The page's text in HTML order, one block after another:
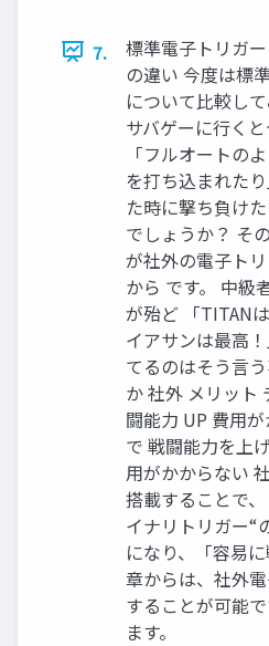
7.
標準電子トリガ
の違い 今度は標
について比較し
サバゲーに行く
「フルオートの
を打ち込まれた
た時に撃ち負け
でしょうか？ そ
が社外の電子ト
から です。 中級
が殆ど 「TITAN
イアサンは最高
てるのはそう言
か 社外 メリット
闘能力 UP 費用
で 戦闘能力を上
用がかからない
搭載することで
イナリトリガー“
になり、「容易
章からは、社外
することが可能
ます。